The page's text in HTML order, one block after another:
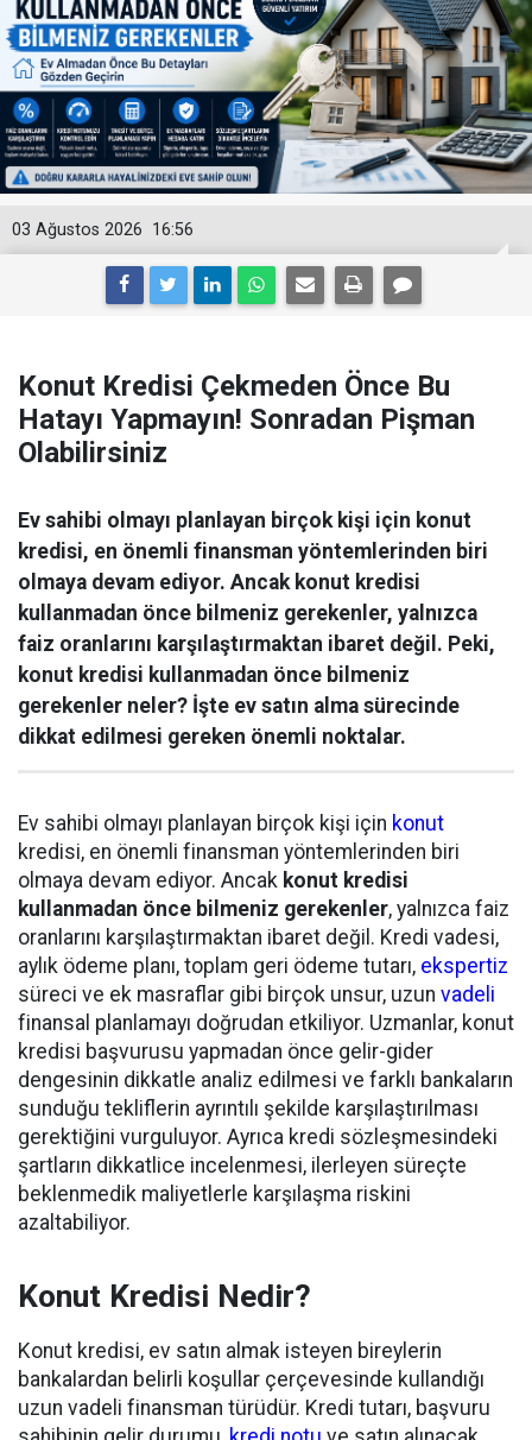
16:56
03 Ağustos 2026
Konut Kredisi Çekmeden Önce Bu
Hatayı Yapmayın! Sonradan Pişman
Olabilirsiniz
Ev sahibi olmayı planlayan birçok kişi için konut
kredisi, en önemli finansman yöntemlerinden biri
olmaya devam ediyor. Ancak konut kredisi
kullanmadan önce bilmeniz gerekenler, yalnızca
faiz oranlarını karşılaştırmaktan ibaret değil. Peki,
konut kredisi kullanmadan önce bilmeniz
gerekenler neler? İşte ev satın alma sürecinde
dikkat edilmesi gereken önemli noktalar.
Ev sahibi olmayı planlayan birçok kişi için konut
kredisi, en önemli finansman yöntemlerinden biri
olmaya devam ediyor. Ancak konut kredisi
kullanmadan önce bilmeniz gerekenler, yalnızca faiz
oranlarını karşılaştırmaktan ibaret değil. Kredi vadesi,
aylık ödeme planı, toplam geri ödeme tutarı, ekspertiz
süreci ve ek masraflar gibi birçok unsur, uzun vadeli
finansal planlamayı doğrudan etkiliyor. Uzmanlar, konut
kredisi başvurusu yapmadan önce gelir-gider
dengesinin dikkatle analiz edilmesi ve farklı bankaların
sunduğu tekliflerin ayrıntılı şekilde karşılaştırılması
gerektiğini vurguluyor. Ayrıca kredi sözleşmesindeki
şartların dikkatlice incelenmesi, ilerleyen süreçte
beklenmedik maliyetlerle karşılaşma riskini
azaltabiliyor.
Konut Kredisi Nedir?
Konut kredisi, ev satın almak isteyen bireylerin
bankalardan belirli koşullar çerçevesinde kullandığı
uzun vadeli finansman türüdür. Kredi tutarı, başvuru